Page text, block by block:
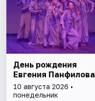
День рождения
Евгения Панфилова
10 августа 2026 •
понедельник